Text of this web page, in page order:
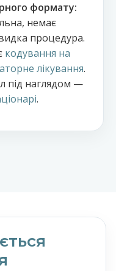
формату:
немає
процедура.
кодування на
лікування.
під наглядом —
.